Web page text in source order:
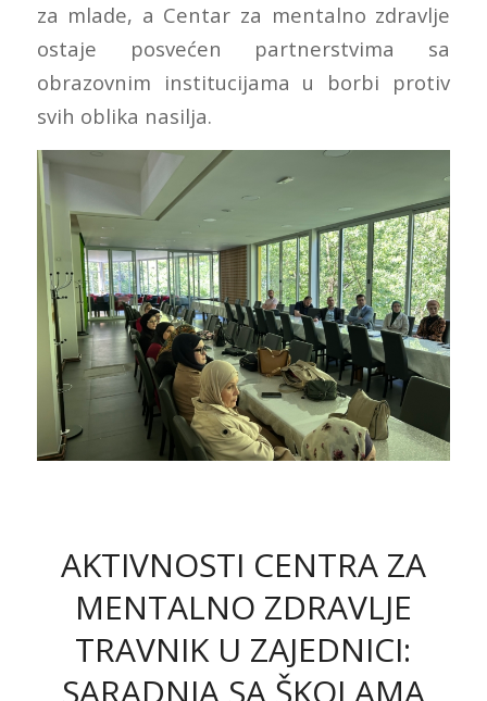
za mlade, a Centar za mentalno zdravlje
ostaje posvećen partnerstvima sa
obrazovnim institucijama u borbi protiv
svih oblika nasilja.
AKTIVNOSTI CENTRA ZA
MENTALNO ZDRAVLJE
TRAVNIK U ZAJEDNICI:
SARADNJA SA ŠKOLAMA